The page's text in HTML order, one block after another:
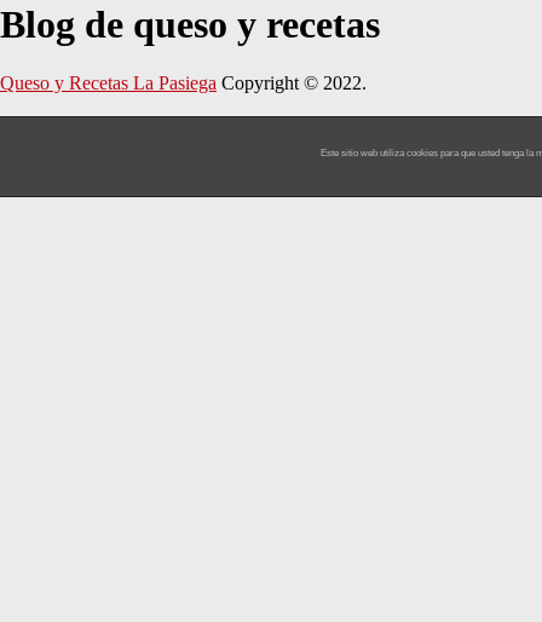
Blog de queso y recetas
Queso y Recetas La Pasiega Copyright © 2022.
Este sitio web utiliza cookies para que usted tenga la